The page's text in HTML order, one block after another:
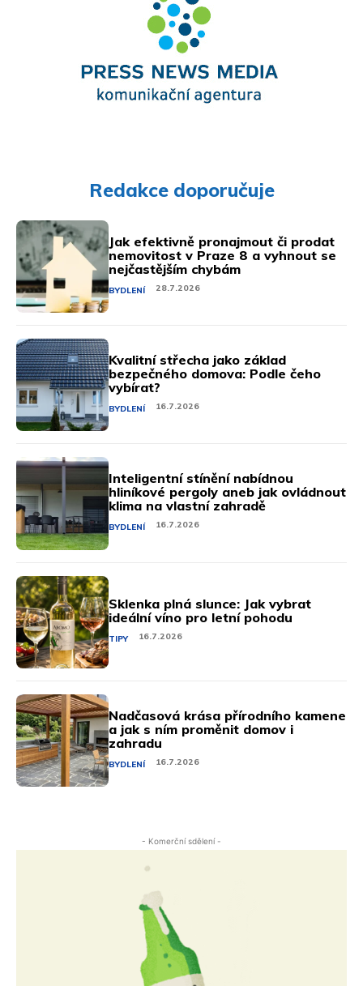
Redakce doporučuje
Jak efektivně pronajmout či prodat
nemovitost v Praze 8 a vyhnout se
nejčastějším chybám
BYDLENÍ 28.7.2026
Kvalitní střecha jako základ
bezpečného domova: Podle čeho
vybírat?
BYDLENÍ 16.7.2026
Inteligentní stínění nabídnou
hliníkové pergoly aneb jak ovládnout
klima na vlastní zahradě
BYDLENÍ 16.7.2026
Sklenka plná slunce: Jak vybrat
ideální víno pro letní pohodu
TIPY 16.7.2026
Nadčasová krása přírodního kamene
a jak s ním proměnit domov i
zahradu
BYDLENÍ 16.7.2026
- Komerční sdělení -